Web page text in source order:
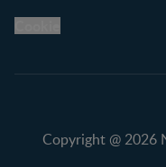
Copyright @ 2026